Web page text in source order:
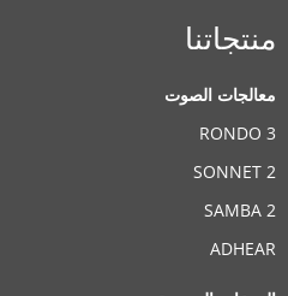
الصوت
RONDO
SONNET
SAMBA